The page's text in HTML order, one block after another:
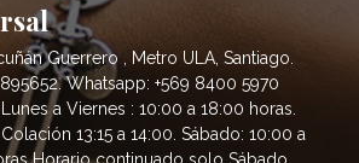
Guerrero , Metro ULA, Santiago.
Whatsapp: +569 8400 5970
a Viernes : 10:00 a 18:00 horas.
13:15 a 14:00. Sábado: 10:00 a
Horario continuado solo Sábado.